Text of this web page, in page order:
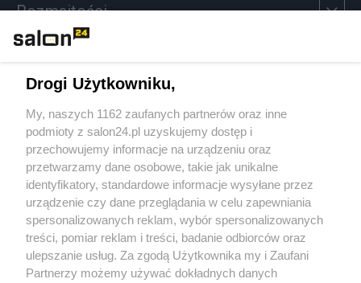
Rozmaitości
Sport
Społeczeństwo
Kultura
X Facebook Instagram Youtube
Drogi Użytkowniku,
My, naszych 1162 zaufanych partnerów oraz inne
podmioty z salon24.pl uzyskujemy dostęp i
przechowujemy informacje na urządzeniu oraz
przetwarzamy dane osobowe, takie jak unikalne
identyfikatory, standardowe informacje wysyłane przez
urządzenie czy dane przeglądania w celu zapewniania
spersonalizowanych reklam, wybór spersonalizowanych
treści, pomiar reklam i treści, badanie odbiorców oraz
ulepszanie usług. Za zgodą Użytkownika my i Zaufani
Partnerzy możemy używać dokładnych danych